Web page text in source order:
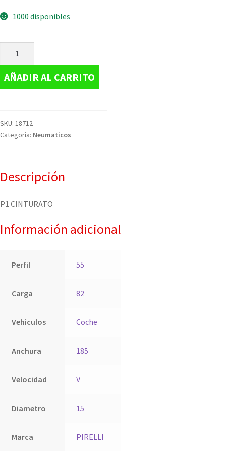
1000 disponibles
AÑADIR AL CARRITO
SKU: 18712
Categoría: Neumaticos
Descripción
P1 CINTURATO
Información adicional
Perfil 55
Carga 82
Vehiculos Coche
Anchura 185
Velocidad V
Diametro 15
Marca PIRELLI